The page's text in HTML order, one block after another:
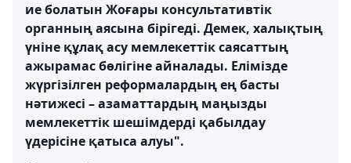
ие болатын Жоғары консультативтік
органның аясына бірігеді. Демек, халықтың
үніне құлақ асу мемлекеттік саясаттың
ажырамас бөлігіне айналады. Елімізде
жүргізілген реформалардың ең басты
нәтижесі – азаматтардың маңызды
мемлекеттік шешімдерді қабылдау
үдерісіне қатыса алуы".